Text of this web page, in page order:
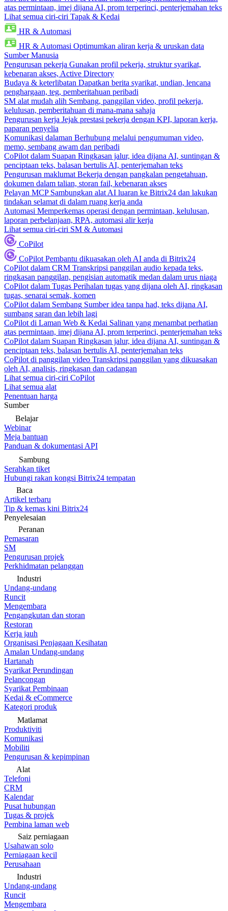
atas permintaan, imej dijana AI, prom terperinci, penterjemahan teks
Lihat semua ciri-ciri Tapak & Kedai
HR & Automasi
HR & Automasi Optimumkan aliran kerja & uruskan data
Sumber Manusia
Pengurusan pekerja Gunakan profil pekerja, struktur syarikat,
kebenaran akses, Active Directory
Budaya & keterlibatan Dapatkan berita syarikat, undian, lencana
penghargaan, teg, pemberitahuan peribadi
SM alat mudah alih Sembang, panggilan video, profil pekerja,
kelulusan, pemberitahuan di mana-mana sahaja
Pengurusan kerja Jejak prestasi pekerja dengan KPI, laporan kerja,
paparan penyelia
Komunikasi dalaman Berhubung melalui pengumuman video,
memo, sembang awam dan peribadi
CoPilot dalam Suapan Ringkasan jalur, idea dijana AI, suntingan &
penciptaan teks, balasan bertulis AI, penterjemahan teks
Pengurusan maklumat Bekerja dengan pangkalan pengetahuan,
dokumen dalam talian, storan fail, kebenaran akses
Pelayan MCP Sambungkan alat AI luaran ke Bitrix24 dan lakukan
tindakan selamat di dalam ruang kerja anda
Automasi Memperkemas operasi dengan permintaan, kelulusan,
laporan perbelanjaan, RPA, automasi alir kerja
Lihat semua ciri-ciri SM & Automasi
CoPilot
CoPilot Pembantu dikuasakan oleh AI anda di Bitrix24
CoPilot dalam CRM Transkripsi panggilan audio kepada teks,
ringkasan panggilan, pengisian automatik medan dalam urus niaga
CoPilot dalam Tugas Perihalan tugas yang dijana oleh AI, ringkasan
tugas, senarai semak, komen
CoPilot dalam Sembang Sumber idea tanpa had, teks dijana AI,
sumbang saran dan lebih lagi
CoPilot di Laman Web & Kedai Salinan yang menambat perhatian
atas permintaan, imej dijana AI, prom terperinci, penterjemahan teks
CoPilot dalam Suapan Ringkasan jalur, idea dijana AI, suntingan &
penciptaan teks, balasan bertulis AI, penterjemahan teks
CoPilot di panggilan video Transkripsi panggilan yang dikuasakan
oleh AI, analisis, ringkasan dan cadangan
Lihat semua ciri-ciri CoPilot
Lihat semua alat
Penentuan harga
Sumber
Belajar
Webinar
Meja bantuan
Panduan & dokumentasi API
Sambung
Serahkan tiket
Hubungi rakan kongsi Bitrix24 tempatan
Baca
Artikel terbaru
Tip & kemas kini Bitrix24
Penyelesaian
Peranan
Pemasaran
SM
Pengurusan projek
Perkhidmatan pelanggan
Industri
Undang-undang
Runcit
Mengembara
Pengangkutan dan storan
Restoran
Kerja jauh
Organisasi Penjagaan Kesihatan
Amalan Undang-undang
Hartanah
Syarikat Perundingan
Pelancongan
Syarikat Pembinaan
Kedai & eCommerce
Kategori produk
Matlamat
Produktiviti
Komunikasi
Mobiliti
Pengurusan & kepimpinan
Alat
Telefoni
CRM
Kalendar
Pusat hubungan
Tugas & projek
Pembina laman web
Saiz perniagaan
Usahawan solo
Perniagaan kecil
Perusahaan
Industri
Undang-undang
Runcit
Mengembara